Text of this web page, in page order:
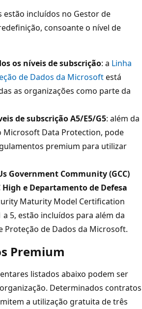
incluídos no Gestor de
consoante o nível de
os níveis de subscrição: a Linha
de Dados da Microsoftestá
as organizações como parte da
de subscrição A5/E5/G5: além da
Microsoft Data Protection, pode
premium para utilizar
Government Community (GCC)
High e Departamento de Defesa
Maturity Model Certification
a 5, estão incluídos para além da
Proteção de Dados da Microsoft.
Premium
listados abaixo podem ser
Determinados contratos
a utilização gratuita de três